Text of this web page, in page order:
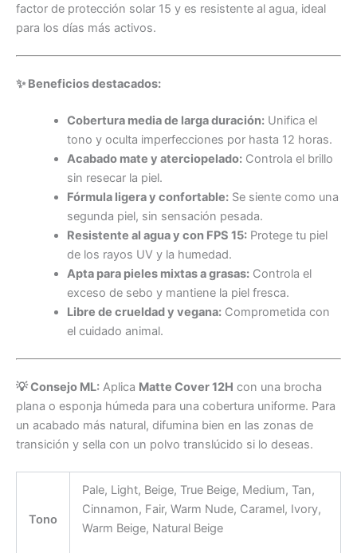
factor de protección solar 15 y es resistente al agua, ideal
para los días más activos.
✨ Beneficios destacados:
Cobertura media de larga duración:Unifica el
tono y oculta imperfecciones por hasta 12 horas.
Acabado mate y aterciopelado:Controla el brillo
sin resecar la piel.
Fórmula ligera y confortable:Se siente como una
segunda piel, sin sensación pesada.
Resistente al agua y con FPS 15:Protege tu piel
de los rayos UV y la humedad.
Apta para pieles mixtas a grasas:Controla el
exceso de sebo y mantiene la piel fresca.
Libre de crueldad y vegana:Comprometida con
el cuidado animal.
💡 Consejo ML: Aplica Matte Cover 12H con una brocha
plana o esponja húmeda para una cobertura uniforme. Para
un acabado más natural, difumina bien en las zonas de
transición y sella con un polvo translúcido si lo deseas.
Tono
Pale, Light, Beige, True Beige, Medium, Tan,
Cinnamon, Fair, Warm Nude, Caramel, Ivory,
Warm Beige, Natural Beige